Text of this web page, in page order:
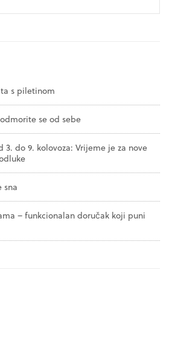
s piletinom
se od sebe
3. do 9. kolovoza: Vrijeme je za nove
sna
– funkcionalan doručak koji puni